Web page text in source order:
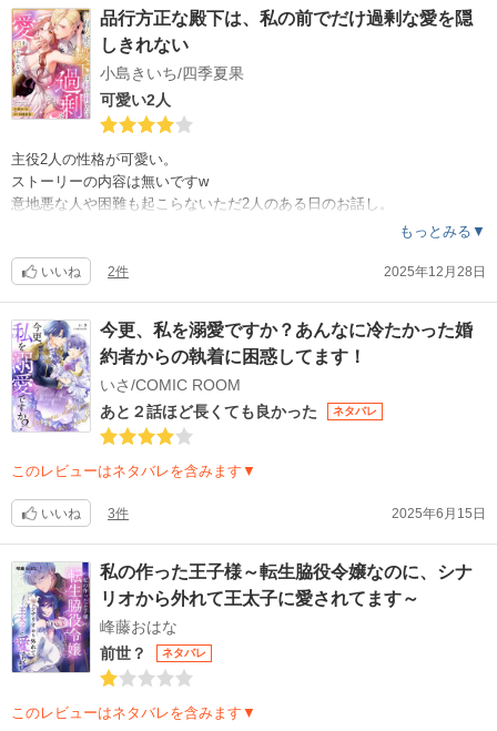
品行方正な殿下は、私の前でだけ過剰な愛を隠
しきれない
小島きいち/四季夏果
可愛い2人
主役2人の性格が可愛い。
ストーリーの内容は無いですw
意地悪な人や困難も起こらないただ2人のある日のお話し。
もっとみる▼
いいね 2件 2025年12月28日
今更、私を溺愛ですか？あんなに冷たかった婚
約者からの執着に困惑してます！
いさ/COMIC ROOM
あと２話ほど長くても良かった
ネタバレ
このレビューはネタバレを含みます▼
いいね 3件 2025年6月15日
私の作った王子様～転生脇役令嬢なのに、シナ
リオから外れて王太子に愛されてます～
峰藤おはな
前世？
ネタバレ
このレビューはネタバレを含みます▼